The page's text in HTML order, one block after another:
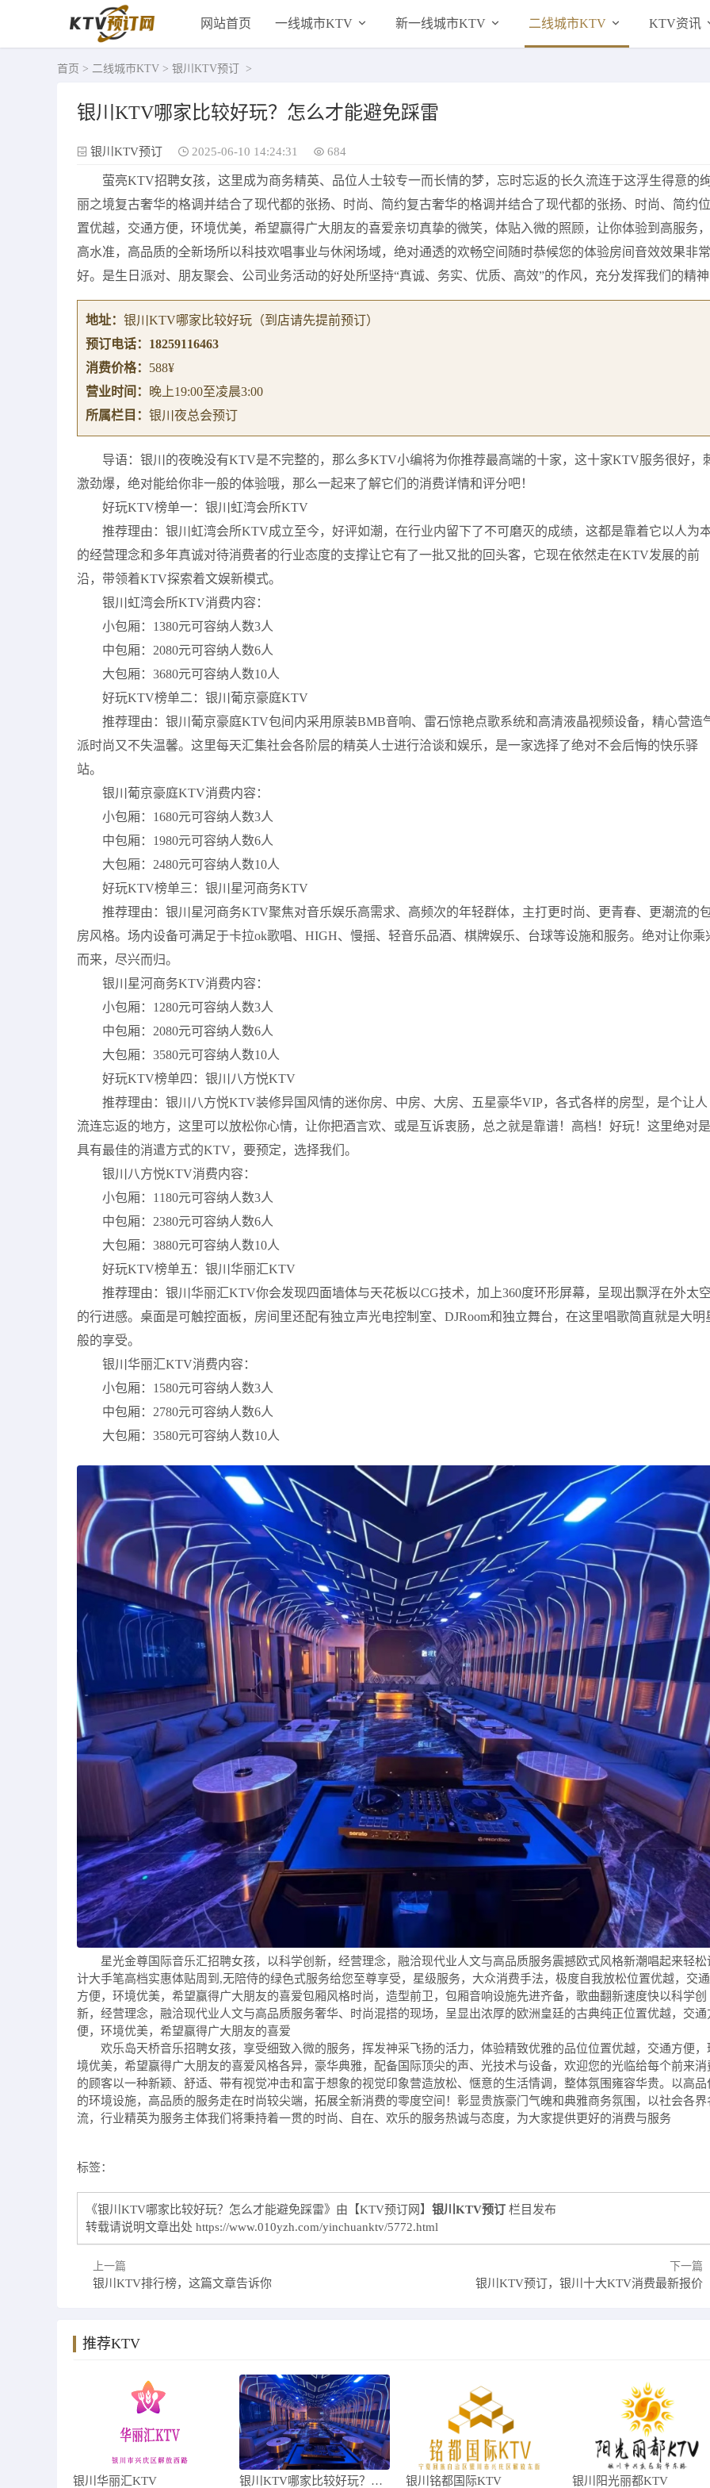
网站首页 一线城市KTV 新一线城市KTV 二线城市KTV KTV资讯
首页 > 二线城市KTV > 银川KTV预订 >
银川KTV哪家比较好玩？怎么才能避免踩雷
银川KTV预订 2025-06-10 14:24:31 684
萤亮KTV招聘女孩，这里成为商务精英、品位人士较专一而长情的梦，忘时忘返的长久流连于这浮生得意的
丽之境复古奢华的格调并结合了现代都的张扬、时尚、简约复古奢华的格调并结合了现代都的张扬、时尚、简约位
置优越，交通方便，环境优美，希望赢得广大朋友的喜爱亲切真挚的微笑，体贴入微的照顾，让你体验到高服务，
高水准，高品质的全新场所以科技欢唱事业与休闲场域，绝对通透的欢畅空间随时恭候您的体验房间音效效果非常
好。是生日派对、朋友聚会、公司业务活动的好处所坚持“真诚、务实、优质、高效”的作风，充分发挥我们的精神
地址： 银川KTV哪家比较好玩 （到店请先提前预订）
预订电话： 18259116463
消费价格： 588¥
营业时间：
晚上19:00至凌晨3:00
所属栏目： 银川夜总会预订
导语：银川的夜晚没有KTV是不完整的，那么多KTV小编将为你推荐最高端的十家，这十家KTV服务很好，
激劲爆，绝对能给你非一般的体验哦，那么一起来了解它们的消费详情和评分吧！
好玩KTV榜单一：银川虹湾会所KTV
推荐理由：银川虹湾会所KTV成立至今，好评如潮，在行业内留下了不可磨灭的成绩，这都是靠着它以人为
的经营理念和多年真诚对待消费者的行业态度的支撑让它有了一批又批的回头客，它现在依然走在KTV发展的前
沿，带领着KTV探索着文娱新模式。
银川虹湾会所KTV消费内容：
小包厢：1380元可容纳人数3人
中包厢：2080元可容纳人数6人
大包厢：3680元可容纳人数10人
好玩KTV榜单二：银川葡京豪庭KTV
推荐理由：银川葡京豪庭KTV包间内采用原装BMB音响、雷石惊艳点歌系统和高清液晶视频设备，精心营造
派时尚又不失温馨。这里每天汇集社会各阶层的精英人士进行洽谈和娱乐，是一家选择了绝对不会后悔的快乐驿
站。
银川葡京豪庭KTV消费内容：
小包厢：1680元可容纳人数3人
中包厢：1980元可容纳人数6人
大包厢：2480元可容纳人数10人
好玩KTV榜单三：银川星河商务KTV
推荐理由：银川星河商务KTV聚焦对音乐娱乐高需求、高频次的年轻群体，主打更时尚、更青春、更潮流的
房风格。场内设备可满足于卡拉ok歌唱、HIGH、慢摇、轻音乐品酒、棋牌娱乐、台球等设施和服务。绝对让你乘
而来，尽兴而归。
银川星河商务KTV消费内容：
小包厢：1280元可容纳人数3人
中包厢：2080元可容纳人数6人
大包厢：3580元可容纳人数10人
好玩KTV榜单四：银川八方悦KTV
推荐理由：银川八方悦KTV装修异国风情的迷你房、中房、大房、五星豪华VIP，各式各样的房型，是个让人
流连忘返的地方，这里可以放松你心情，让你把酒言欢、或是互诉衷肠，总之就是靠谱！高档！好玩！这里绝对是
具有最佳的消遣方式的KTV，要预定，选择我们。
银川八方悦KTV消费内容：
小包厢：1180元可容纳人数3人
中包厢：2380元可容纳人数6人
大包厢：3880元可容纳人数10人
好玩KTV榜单五：银川华丽汇KTV
推荐理由：银川华丽汇KTV你会发现四面墙体与天花板以CG技术，加上360度环形屏幕，呈现出飘浮在外太空
的行进感。桌面是可触控面板，房间里还配有独立声光电控制室、DJRoom和独立舞台，在这里唱歌简直就是大明
般的享受。
银川华丽汇KTV消费内容：
小包厢：1580元可容纳人数3人
中包厢：2780元可容纳人数6人
大包厢：3580元可容纳人数10人
星光金尊国际音乐汇招聘女孩，以科学创新，经营理念，融洽现代业人文与高品质服务震撼欧式风格新潮唱起来轻松
计大手笔高档实惠体贴周到,无陪侍的绿色式服务给您至尊享受，星级服务，大众消费手法，极度自我放松位置优越，交通
方便，环境优美，希望赢得广大朋友的喜爱包厢风格时尚，造型前卫，包厢音响设施先进齐备，歌曲翻新速度快以科学创
新，经营理念，融洽现代业人文与高品质服务奢华、时尚混搭的现场，呈显出浓厚的欧洲皇廷的古典纯正位置优越，交通
便，环境优美，希望赢得广大朋友的喜爱
欢乐岛天桥音乐招聘女孩，享受细致入微的服务，挥发神采飞扬的活力，体验精致优雅的品位位置优越，交通方便，
境优美，希望赢得广大朋友的喜爱风格各异，豪华典雅，配备国际顶尖的声、光技术与设备，欢迎您的光临给每个前来消
的顾客以一种新颖、舒适、带有视觉冲击和富于想象的视觉印象营造放松、惬意的生活情调，整体氛围雍容华贵。以高品
的环境设施，高品质的服务走在时尚较尖端，拓展全新消费的零度空间！彰显贵族豪门气魄和典雅商务氛围，以社会各界
流，行业精英为服务主体我们将秉持着一贯的时尚、自在、欢乐的服务热诚与态度，为大家提供更好的消费与服务
标签：
《银川KTV哪家比较好玩？怎么才能避免踩雷》由【KTV预订网】 银川KTV预订 栏目发布
转载请说明文章出处 https://www.010yzh.com/yinchuanktv/5772.html
上一篇
银川KTV排行榜，这篇文章告诉你
下一篇
银川KTV预订，银川十大KTV消费最新报价
推荐KTV
银川华丽汇KTV 银川KTV哪家比较好玩？怎么才能避免踩雷 银川铭都国际KTV 银川阳光丽都KTV